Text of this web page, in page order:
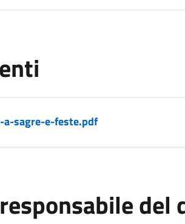
a-sagre-e-feste.pdf
del